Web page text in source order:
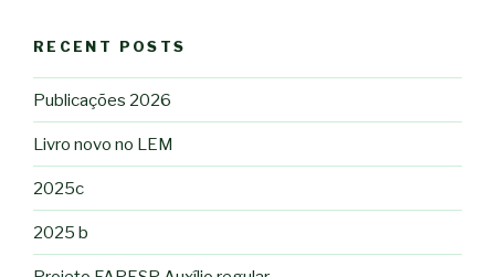
RECENT POSTS
Publicações 2026
Livro novo no LEM
2025c
2025 b